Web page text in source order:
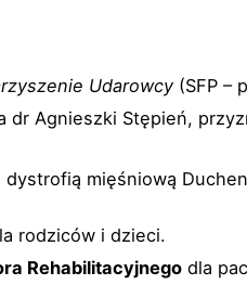
Udarowcy (SFP –
dr Agnieszki Stępień,
mięśniową
rodziców i dzieci.
Rehabilitacyjnego dla